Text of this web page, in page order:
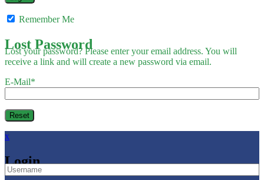
Remember Me
Lost Password
Lost your password? Please enter your email address. You will
receive a link and will create a new password via email.
E-Mail*
x
Login